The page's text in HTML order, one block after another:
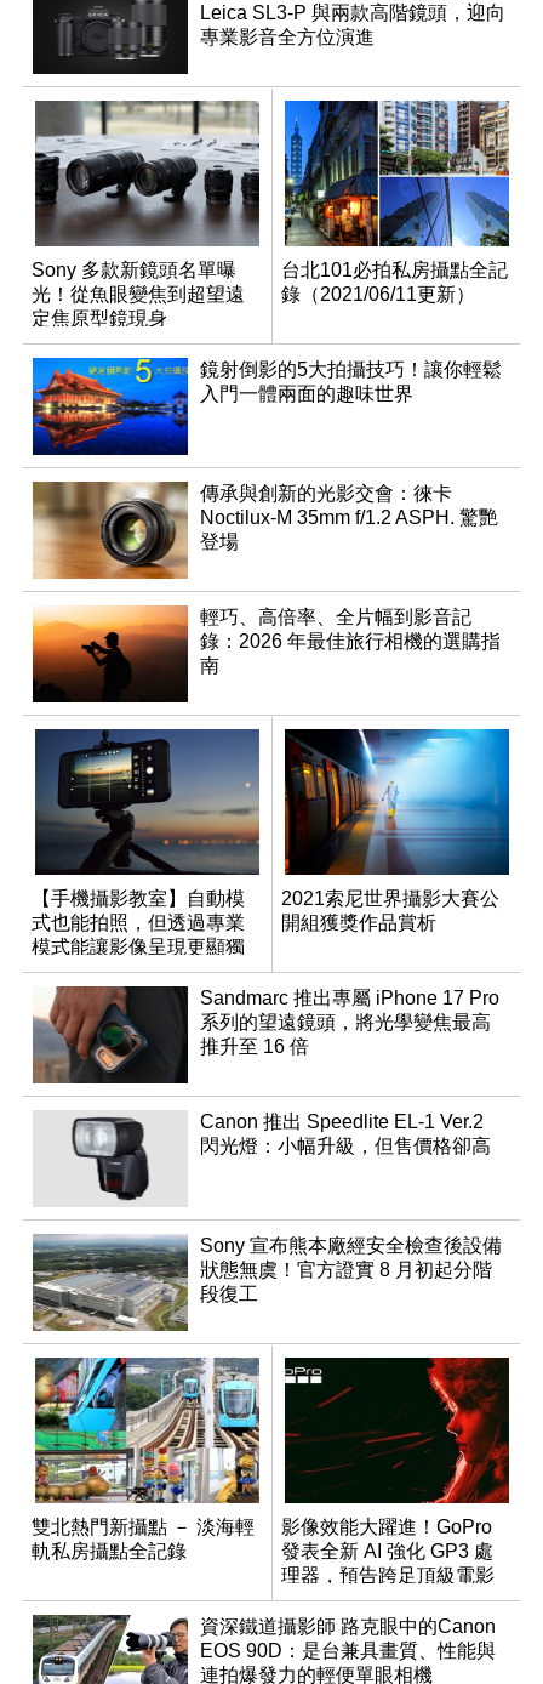
Leica SL3-P 與兩款高階鏡頭，迎向
專業影音全方位演進
Sony 多款新鏡頭名單曝
光！從魚眼變焦到超望遠
定焦原型鏡現身
台北101必拍私房攝點全記
錄（2021/06/11更新）
鏡射倒影的5大拍攝技巧！讓你輕鬆
入門一體兩面的趣味世界
傳承與創新的光影交會：徠卡
Noctilux-M 35mm f/1.2 ASPH. 驚艷
登場
輕巧、高倍率、全片幅到影音記
錄：2026 年最佳旅行相機的選購指
南
【手機攝影教室】自動模
式也能拍照，但透過專業
模式能讓影像呈現更顯獨
特與個人風格
2021索尼世界攝影大賽公
開組獲獎作品賞析
Sandmarc 推出專屬 iPhone 17 Pro
系列的望遠鏡頭，將光學變焦最高
推升至 16 倍
Canon 推出 Speedlite EL-1 Ver.2
閃光燈：小幅升級，但售價格卻高
Sony 宣布熊本廠經安全檢查後設備
狀態無虞！官方證實 8 月初起分階
段復工
雙北熱門新攝點 － 淡海輕
軌私房攝點全記錄
影像效能大躍進！GoPro
發表全新 AI 強化 GP3 處
理器，預告跨足頂級電影
機市場
資深鐵道攝影師 路克眼中的Canon
EOS 90D：是台兼具畫質、性能與
連拍爆發力的輕便單眼相機